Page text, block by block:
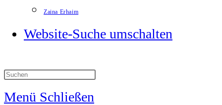
Zaina Erhaim
Website-Suche umschalten
Menü Schließen